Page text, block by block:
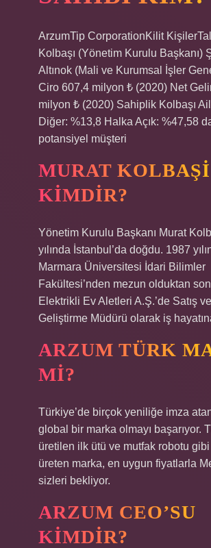
ArzumTip CorporationKilit
Kolbaşı (Yönetim Kurulu Başkanı)
Altınok (Mali ve Kurumsal İşler
Ciro 607,4 milyon ₺ (2020) Net
milyon ₺ (2020) Sahiplik Kolbaşı
Diğer: %13,8 Halka Açık: %47,58
potansiyel müşteri
MURAT KOLBAŞI
KIMDIR?
Yönetim Kurulu Başkanı Murat
yılında İstanbul’da doğdu. 1987
Marmara Üniversitesi İdari Bilimler
Fakültesi’nden mezun olduktan
Elektrikli Ev Aletleri A.Ş.’de Satış
Geliştirme Müdürü olarak iş
ARZUM TÜRK
MI?
Türkiye’de birçok yeniliğe imza
global bir marka olmayı başarıyor.
üretilen ilk ütü ve mutfak robotu
üreten marka, en uygun fiyatlarla
sizleri bekliyor.
ARZUM CEO’SU
KIMDIR?